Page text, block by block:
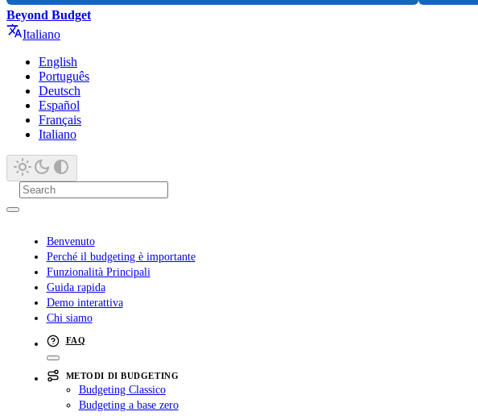
Beyond Budget
Italiano
English
Português
Deutsch
Español
Français
Italiano
Benvenuto
Perché il budgeting è importante
Funzionalità Principali
Guida rapida
Demo interattiva
Chi siamo
FAQ
METODI DI BUDGETING
Budgeting Classico
Budgeting a base zero